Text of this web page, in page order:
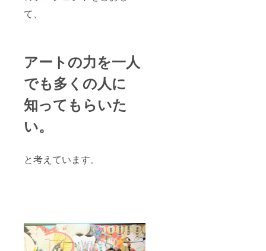
て、
アートの力を一人
でも多くの人に
知ってもらいた
い。
と考えています。